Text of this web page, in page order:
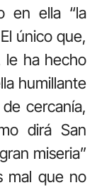
en ella “la
único que,
le ha hecho
humillante
cercanía,
dirá San
miseria”
mal que no